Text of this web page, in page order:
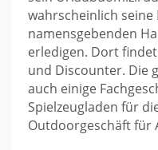
wahrscheinlich seine
namensgebenden
erledigen. Dort
und Discounter. Die
auch einige
Spielzeugladen für
Outdoorgeschäft für